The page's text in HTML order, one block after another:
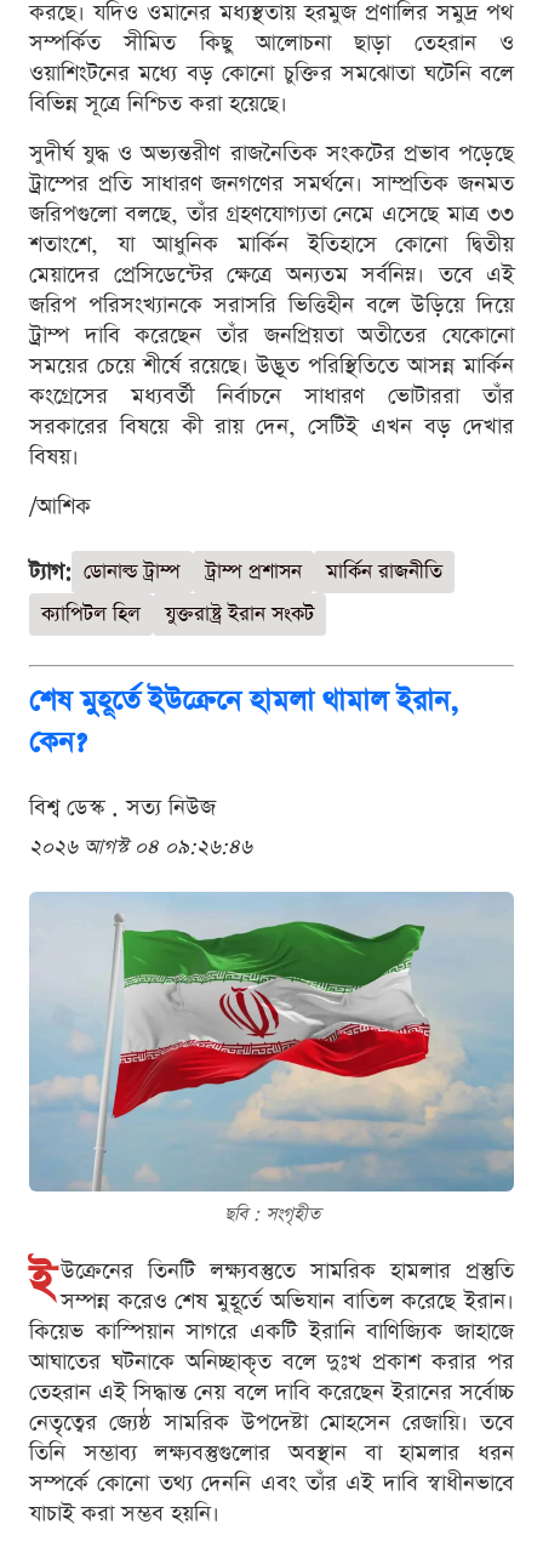
করছে। যদিও ওমানের মধ্যস্থতায় হরমুজ প্রণালির সমুদ্র পথ
সম্পর্কিত সীমিত কিছু আলোচনা ছাড়া তেহরান ও
ওয়াশিংটনের মধ্যে বড় কোনো চুক্তির সমঝোতা ঘটেনি বলে
বিভিন্ন সূত্রে নিশ্চিত করা হয়েছে।
সুদীর্ঘ যুদ্ধ ও অভ্যন্তরীণ রাজনৈতিক সংকটের প্রভাব পড়েছে
ট্রাম্পের প্রতি সাধারণ জনগণের সমর্থনে। সাম্প্রতিক জনমত
জরিপগুলো বলছে, তাঁর গ্রহণযোগ্যতা নেমে এসেছে মাত্র ৩৩
শতাংশে, যা আধুনিক মার্কিন ইতিহাসে কোনো দ্বিতীয়
মেয়াদের প্রেসিডেন্টের ক্ষেত্রে অন্যতম সর্বনিম্ন। তবে এই
জরিপ পরিসংখ্যানকে সরাসরি ভিত্তিহীন বলে উড়িয়ে দিয়ে
ট্রাম্প দাবি করেছেন তাঁর জনপ্রিয়তা অতীতের যেকোনো
সময়ের চেয়ে শীর্ষে রয়েছে। উদ্ভূত পরিস্থিতিতে আসন্ন মার্কিন
কংগ্রেসের মধ্যবর্তী নির্বাচনে সাধারণ ভোটাররা তাঁর
সরকারের বিষয়ে কী রায় দেন, সেটিই এখন বড় দেখার
বিষয়।
/আশিক
ট্যাগ: ডোনাল্ড ট্রাম্প ট্রাম্প প্রশাসন
মার্কিন রাজনীতি
ক্যাপিটল হিল
যুক্তরাষ্ট্র ইরান সংকট
শেষ মুহূর্তে ইউক্রেনে হামলা থামাল ইরান,
কেন?
বিশ্ব ডেস্ক . সত্য নিউজ
২০২৬ আগস্ট ০৪ ০৯:২৬:৪৬
ছবি : সংগৃহীত
ই উক্রেনের তিনটি লক্ষ্যবস্তুতে সামরিক হামলার প্রস্তুতি
সম্পন্ন করেও শেষ মুহূর্তে অভিযান বাতিল করেছে ইরান।
কিয়েভ কাস্পিয়ান সাগরে একটি ইরানি বাণিজ্যিক জাহাজে
আঘাতের ঘটনাকে অনিচ্ছাকৃত বলে দুঃখ প্রকাশ করার পর
তেহরান এই সিদ্ধান্ত নেয় বলে দাবি করেছেন ইরানের সর্বোচ্চ
নেতৃত্বের জ্যেষ্ঠ সামরিক উপদেষ্টা মোহসেন রেজায়ি। তবে
তিনি সম্ভাব্য লক্ষ্যবস্তুগুলোর অবস্থান বা হামলার ধরন
সম্পর্কে কোনো তথ্য দেননি এবং তাঁর এই দাবি স্বাধীনভাবে
যাচাই করা সম্ভব হয়নি।